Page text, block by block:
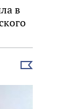
в
Выбрать